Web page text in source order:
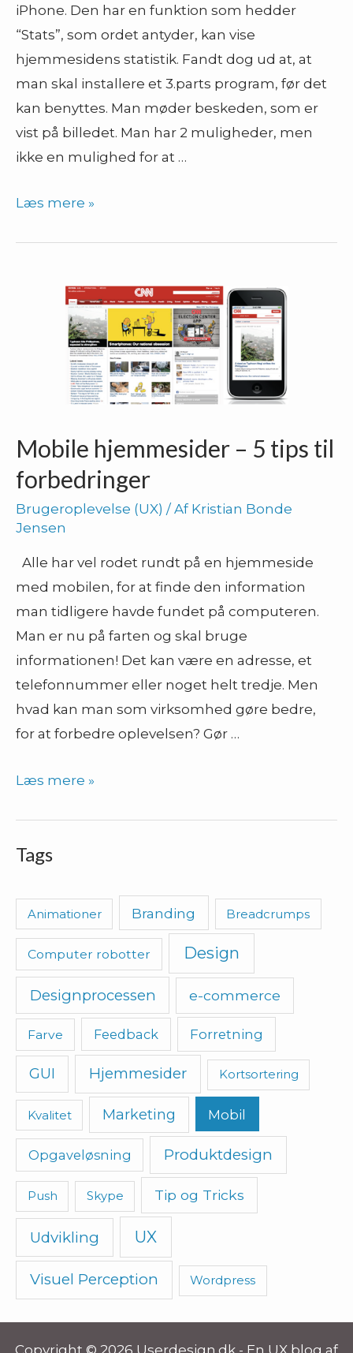
Tags
Animationer Branding Breadcrumps
Computer robotter Design
Designprocessen e-commerce
Farve Feedback Forretning
GUI Hjemmesider Kortsortering
Kvalitet Marketing Mobil
Opgaveløsning Produktdesign
Push Skype Tip og Tricks
Udvikling UX
Visuel Perception Wordpress
iPhone. Den har en funktion som hedder
“Stats”, som ordet antyder, kan vise
hjemmesidens statistik. Fandt dog ud at, at
man skal installere et 3.parts program, før det
kan benyttes. Man møder beskeden, som er
vist på billedet. Man har 2 muligheder, men
ikke en mulighed for at …
Begrænsede
Læs mere »
Mobile hjemmesider – 5 tips til
forbedringer
Brugeroplevelse (UX) / Af Kristian Bonde
Jensen
Alle har vel rodet rundt på en hjemmeside
med mobilen, for at finde den information
man tidligere havde fundet på computeren.
Man er nu på farten og skal bruge
informationen! Det kan være en adresse, et
telefonnummer eller noget helt tredje. Men
hvad kan man som virksomhed gøre bedre,
for at forbedre oplevelsen? Gør …
Mobile
5
til
forbedringer
Læs mere »